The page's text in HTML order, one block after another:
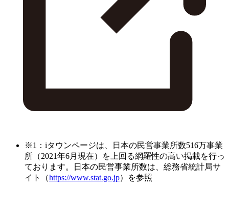
※1：iタウンページは、日本の民営事業所数516万事業
所（2021年6月現在）を上回る網羅性の高い掲載を行っ
ております。日本の民営事業所数は、総務省統計局サ
イト（https://www.stat.go.jp）を参照